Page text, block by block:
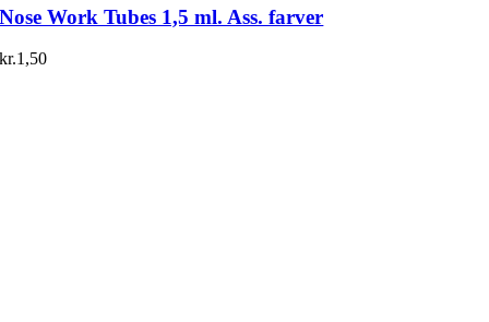
Nose Work Tubes 1,5 ml. Ass. farver
kr.1,50